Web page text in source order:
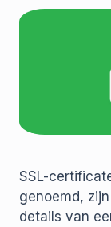
SSL-
genoemd,
details van